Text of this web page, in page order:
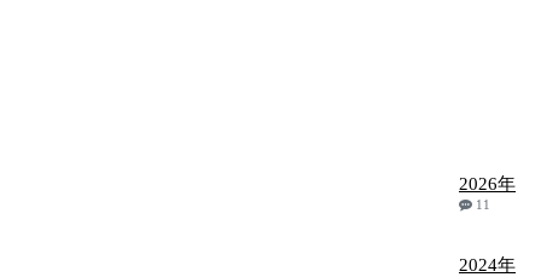
2026年
11
2024年